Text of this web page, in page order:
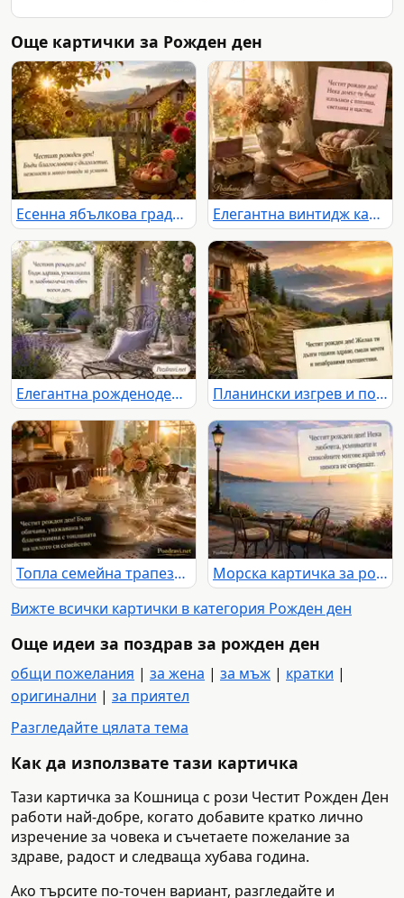
Още картички за Рожден ден
Есенна ябълкова градина с пожелание за дълголетие и много усмивки Елегантна винтидж картичка за рожден ден с цветя, уют и топло пожелание
Елегантна рожденоденска картичка с лавандула, рози и фонтан Планински изгрев и пожелание за здраве, смели мечти и незабравими пътешествия
Топла семейна трапеза с торта и нежен поздрав за рожден ден
Морска картичка за рожден ден с любов, спокойствие и споделени години
Вижте всички картички в категория Рожден ден
Още идеи за поздрав за рожден ден
общи пожелания | за жена | за мъж | кратки |
оригинални | за приятел
Разгледайте цялата тема
Как да използвате тази картичка
Тази картичка за Кошница с рози Честит Рожден Ден
работи най-добре, когато добавите кратко лично
изречение за човека и съчетаете пожелание за
здраве, радост и следваща хубава година.
Ако търсите по-точен вариант, разгледайте и